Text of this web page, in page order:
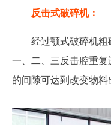
反击式破碎机：
经过颚式破碎机
一、二、三反击腔重
的间隙可达到改变物料